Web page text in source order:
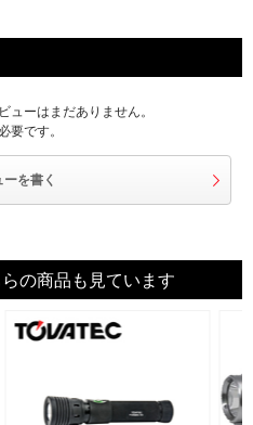
ューはまだありません。
要です。
ーを書く
の商品も見ています